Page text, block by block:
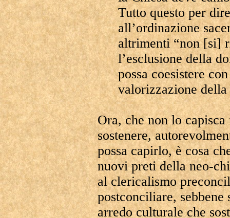
Tutto questo per
all’ordinazione
altrimenti “non [si]
l’esclusione della
possa coesistere
valorizzazione
Ora, che non lo
sostenere,
possa capirlo, è cosa
nuovi preti della neo-
al clericalismo
postconciliare,
arredo culturale che